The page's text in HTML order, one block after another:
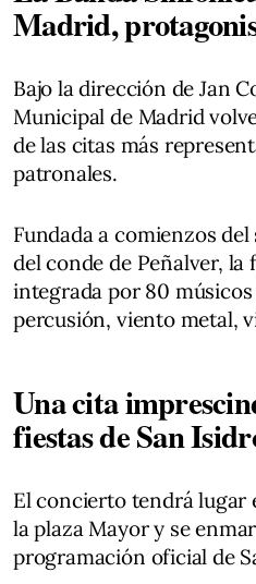
Madrid,
Bajo la dirección de Jan
Municipal de Madrid
de las citas más
patronales.
Fundada a comienzos
del conde de Peñalver, la
integrada por 80 músicos
percusión, viento metal,
Una cita
fiestas de San
El concierto tendrá lugar
la plaza Mayor y se
programación oficial de